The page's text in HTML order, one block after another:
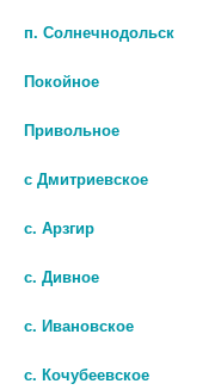
СОЛГАР КОЭНЗИМ Q-10 60МГ.
п. Солнечнодольск
Покойное
Привольное
с Дмитриевское
с. Арзгир
с. Дивное
с. Ивановское
с. Кочубеевское